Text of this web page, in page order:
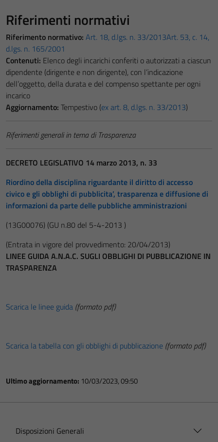
Riferimenti normativi
Riferimento normativo: Art. 18, d.lgs. n. 33/2013Art. 53, c. 14,
d.lgs. n. 165/2001
Contenuti: Elenco degli incarichi conferiti o autorizzati a ciascun
dipendente (dirigente e non dirigente), con l’indicazione
dell’oggetto, della durata e del compenso spettante per ogni
incarico
Aggiornamento: Tempestivo (ex art. 8, d.lgs. n. 33/2013)
Riferimenti generali in tema di Trasparenza
DECRETO LEGISLATIVO 14 marzo 2013, n. 33
Riordino della disciplina riguardante il diritto di accesso
civico e gli obblighi di pubblicita’, trasparenza e diffusione di
informazioni da parte delle pubbliche amministrazioni
(13G00076) (GU n.80 del 5-4-2013 )
(Entrata in vigore del provvedimento: 20/04/2013)
LINEE GUIDA A.N.A.C. SUGLI OBBLIGHI DI PUBBLICAZIONE IN
TRASPARENZA
Scarica le linee guida (formato pdf)
Scarica la tabella con gli obblighi di pubblicazione (formato pdf)
Ultimo aggiornamento: 10/03/2023, 09:50
Disposizioni Generali